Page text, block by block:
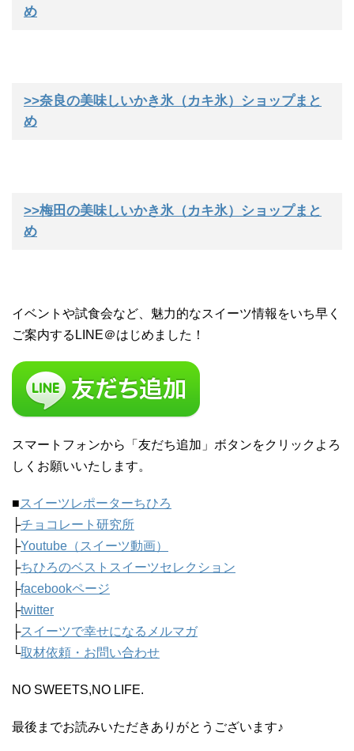
め
>>奈良の美味しいかき氷（カキ氷）ショップまと
め
>>梅田の美味しいかき氷（カキ氷）ショップまと
め
イベントや試食会など、魅力的なスイーツ情報をいち早く
ご案内するLINE＠はじめました！
スマートフォンから「友だち追加」ボタンをクリックよろ
しくお願いいたします。
■スイーツレポーターちひろ
├チョコレート研究所
├Youtube（スイーツ動画）
├ちひろのベストスイーツセレクション
├facebookページ
├twitter
├スイーツで幸せになるメルマガ
└取材依頼・お問い合わせ
NO SWEETS,NO LIFE.
最後までお読みいただきありがとうございます♪